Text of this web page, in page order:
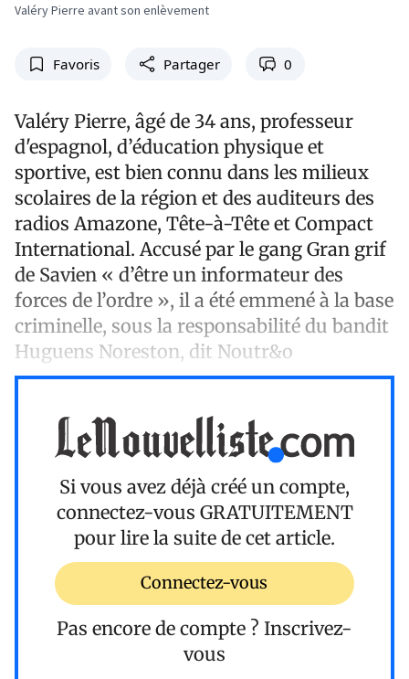
Valéry Pierre avant son enlèvement
Favoris Partager 0
Valéry Pierre, âgé de 34 ans, professeur
d'espagnol, d’éducation physique et
sportive, est bien connu dans les milieux
scolaires de la région et des auditeurs des
radios Amazone, Tête-à-Tête et Compact
International. Accusé par le gang Gran grif
de Savien « d’être un informateur des
forces de l’ordre », il a été emmené à la base
criminelle, sous la responsabilité du bandit
Huguens Noreston, dit Noutr&o
Si vous avez déjà créé un compte,
connectez-vous GRATUITEMENT
pour lire la suite de cet article.
Connectez-vous
Pas encore de compte ? Inscrivez-
vous